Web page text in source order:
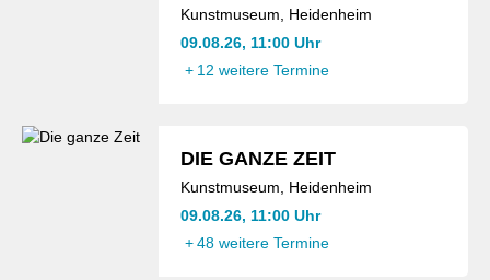
Kunstmuseum, Heidenheim
09.08.26, 11:00 Uhr
+ 12 weitere Termine
DIE GANZE ZEIT
Kunstmuseum, Heidenheim
09.08.26, 11:00 Uhr
+ 48 weitere Termine